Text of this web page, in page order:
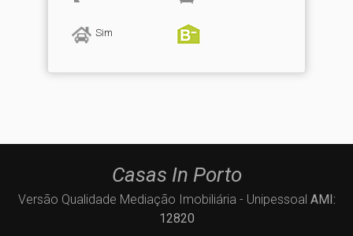
Sim
Casas In Porto
Versão Qualidade Mediação Imobiliária - Unipessoal AMI:
12820